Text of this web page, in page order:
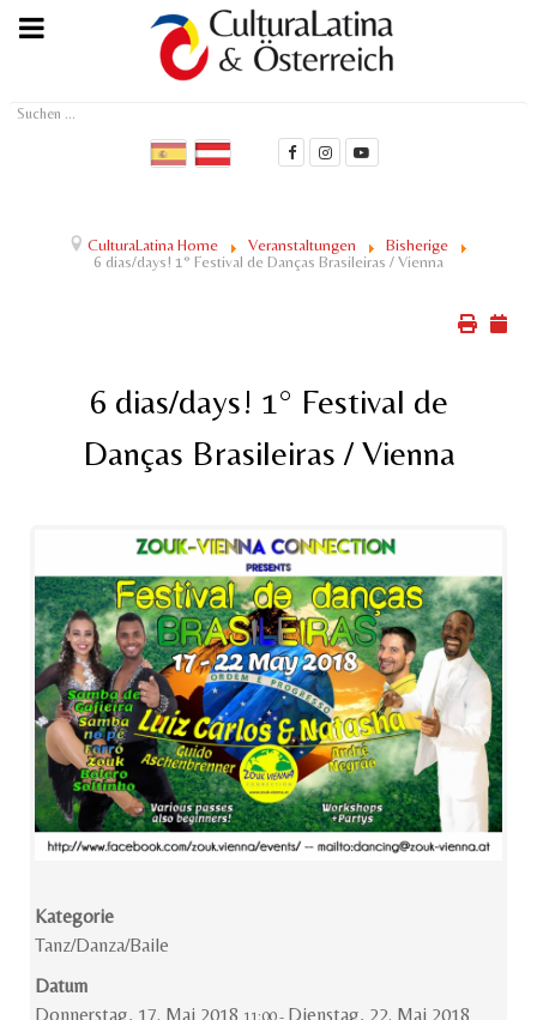
Suchen
CulturaLatina Home Veranstaltungen
Bisherige
6 dias/days! 1° Festival de Danças Brasileiras / Vienna
6 dias/days! 1° Festival de
Danças Brasileiras / Vienna
Kategorie
Tanz/Danza/Baile
Datum
Donnerstag, 17. Mai 2018 11:00- Dienstag, 22. Mai 2018